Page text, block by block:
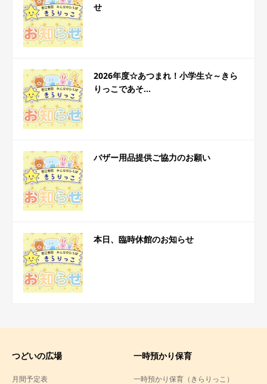
せ
2026年度☆あつまれ！小学生☆～きら
りっこであそ...
バザー用品提供ご協力のお願い
本日、臨時休館のお知らせ
つどいの広場
月間予定表
一時預かり保育
一時預かり保育（きらりっこ）